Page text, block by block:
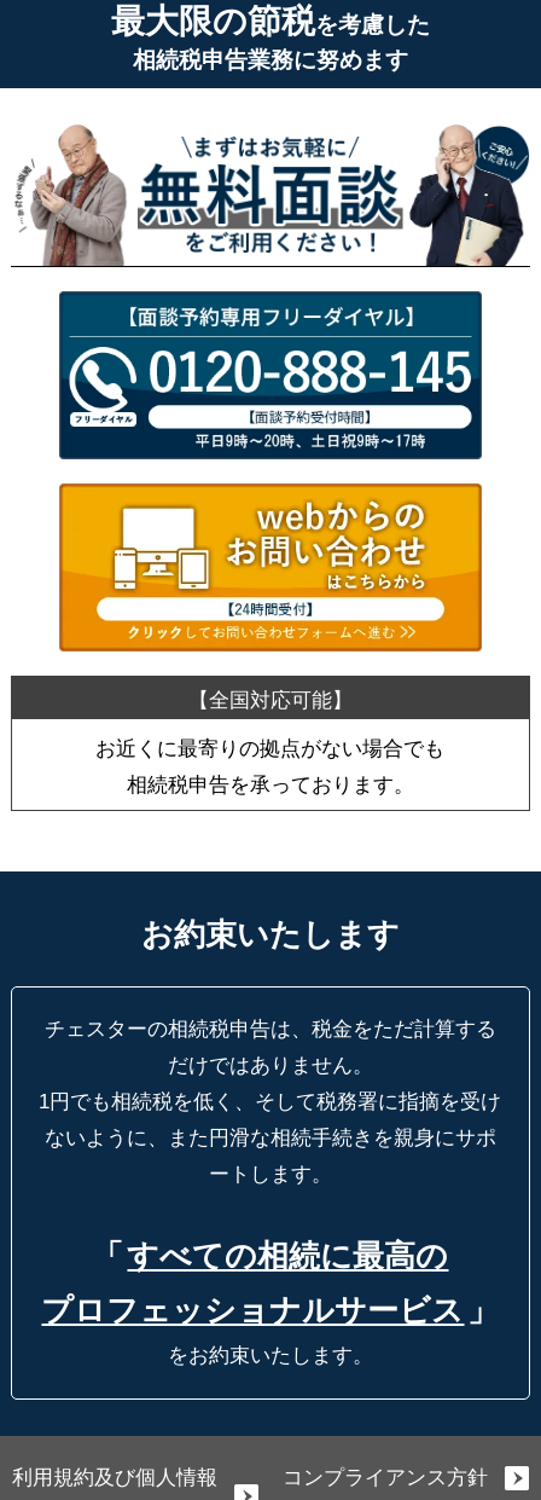
最大限の節税を考慮した
相続税申告業務に努めます
お近くに最寄りの拠点がない場合でも
相続税申告を承っております。
お約束いたします
チェスターの相続税申告は、税金をただ計算する
だけではありません。
1円でも相続税を低く、そして税務署に指摘を受け
ないように、
また円滑な相続手続きを親身にサポ
ートします。
「 すべての相続に最高の
プロフェッショナルサービス 」
をお約束いたします。
利用規約及び個人情報 コンプライアンス方針